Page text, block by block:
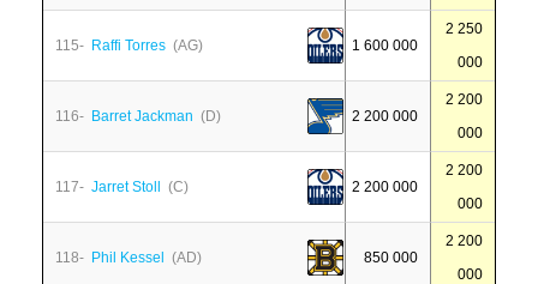
115- Raffi Torres (AG) 1 600 000
2 250
000
116- Barret Jackman (D) 2 200 000
2 200
000
117- Jarret Stoll (C) 2 200 000
2 200
000
118- Phil Kessel (AD) 850 000
2 200
000